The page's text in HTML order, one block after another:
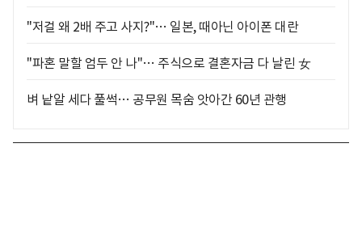
"저걸 왜 2배 주고 사지?"… 일본, 때아닌 아이폰 대란
"파혼 말할 엄두 안 나"… 주식으로 결혼자금 다 날린 女
벼 낱알 세다 풀썩… 공무원 목숨 앗아간 60년 관행